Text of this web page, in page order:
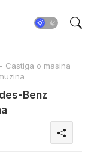
Castiga o masina
Benz